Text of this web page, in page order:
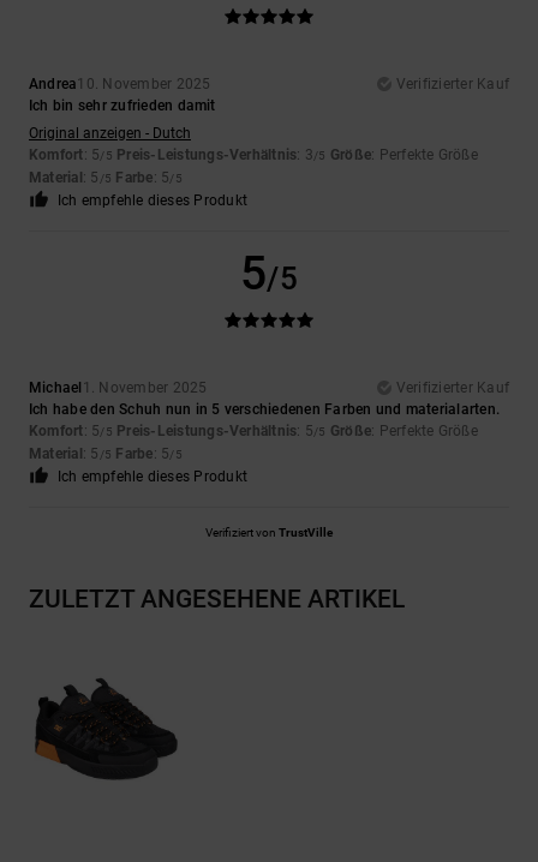
Andrea10. November 2025
Verifizierter Kauf
Ich bin sehr zufrieden damit
Original anzeigen - Dutch
Komfort: 5/5 Preis-Leistungs-Verhältnis: 3/5 Größe: Perfekte Größe
Material : 5 /5 Farbe: 5/5
Ich empfehle dieses Produkt
5/5
Michael 1. November 2025
Verifizierter Kauf
Ich habe den Schuh nun in 5 verschiedenen Farben und materialarten.
Komfort: 5/5 Preis-Leistungs-Verhältnis: 5/5 Größe: Perfekte Größe
Material : 5 /5 Farbe: 5/5
Ich empfehle dieses Produkt
Verifiziert von TrustVille
ZULETZT ANGESEHENE ARTIKEL